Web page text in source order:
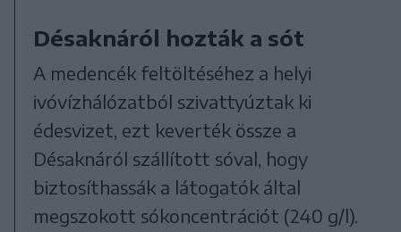
Désaknáról hozták a sót
A medencék feltöltéséhez a helyi
ivóvízhálózatból szivattyúztak ki
édesvizet, ezt keverték össze a
Désaknáról szállított sóval, hogy
biztosíthassák a látogatók által
megszokott sókoncentrációt (240 g/l).